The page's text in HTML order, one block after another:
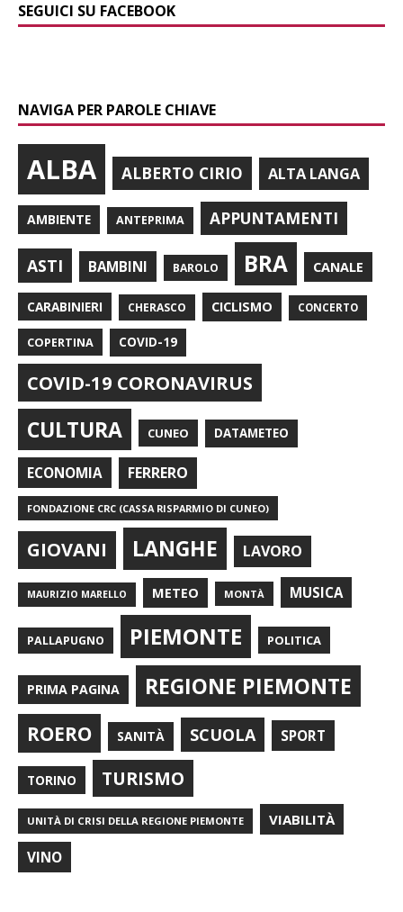
SEGUICI SU FACEBOOK
NAVIGA PER PAROLE CHIAVE
ALBA ALBERTO CIRIO ALTA LANGA
AMBIENTE ANTEPRIMA APPUNTAMENTI
ASTI BAMBINI BAROLO BRA CANALE
CARABINIERI CHERASCO CICLISMO CONCERTO
COPERTINA COVID-19
COVID-19 CORONAVIRUS
CULTURA CUNEO DATAMETEO
ECONOMIA FERRERO
FONDAZIONE CRC (CASSA RISPARMIO DI CUNEO)
GIOVANI LANGHE LAVORO
MAURIZIO MARELLO METEO MONTÀ MUSICA
PALLAPUGNO PIEMONTE POLITICA
PRIMA PAGINA REGIONE PIEMONTE
ROERO SANITÀ SCUOLA SPORT
TORINO TURISMO
UNITÀ DI CRISI DELLA REGIONE PIEMONTE VIABILITÀ
VINO